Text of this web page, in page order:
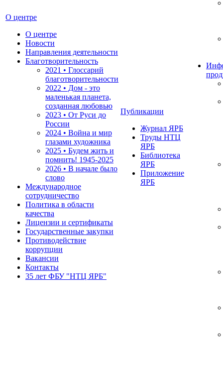
О центре
О центре
Новости
Направления деятельности
Благотворительность
2021 • Глоссарий
благотворительности
2022 • Дом - это
маленькая планета,
созданная любовью
2023 • От Руси до
России
2024 • Война и мир
глазами художника
2025 • Будем жить и
помнить! 1945-2025
2026 • В начале было
слово
Международное
сотрудничество
Политика в области
качества
Лицензии и сертификаты
Государственные закупки
Противодействие
коррупции
Вакансии
Контакты
35 лет ФБУ "НТЦ ЯРБ"
Публикации
Журнал ЯРБ
Труды НТЦ
ЯРБ
Библиотека
ЯРБ
Приложение
ЯРБ